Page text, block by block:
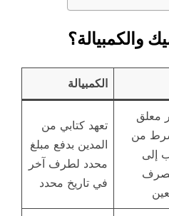
الكمبيالة
معلق
من
إلى
تعهد كتابي من
المدين بدفع مبلغ
محدد لطرف آخر
في تاريخ محدد